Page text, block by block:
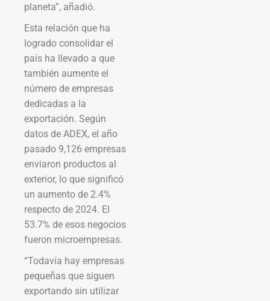
planeta”, añadió.
Esta relación que ha
logrado consolidar el
país ha llevado a que
también aumente el
número de empresas
dedicadas a la
exportación. Según
datos de ADEX, el año
pasado 9,126 empresas
enviaron productos al
exterior, lo que significó
un aumento de 2.4%
respecto de 2024. El
53.7% de esos negocios
fueron microempresas.
“Todavía hay empresas
pequeñas que siguen
exportando sin utilizar